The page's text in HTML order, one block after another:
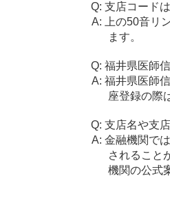
支店コード
上の50音リ
ます。
福井県医師
福井県医師
座登録の際
支店名や支
金融機関で
されること
機関の公式